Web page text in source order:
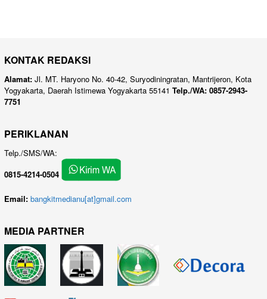
KONTAK REDAKSI
Alamat: Jl. MT. Haryono No. 40-42, Suryodiningratan, Mantrijeron, Kota
Yogyakarta, Daerah Istimewa Yogyakarta 55141 Telp./WA: 0857-2943-
7751
PERIKLANAN
Telp./SMS/WA:
0815-4214-0504
Email: bangkitmedianu[at]gmail.com
MEDIA PARTNER